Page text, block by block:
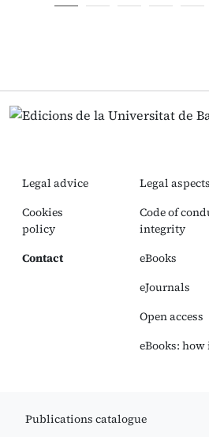
Legal advice
Cookies
policy
Contact
Legal aspects
Code of
integrity
eBooks
eJournals
Open access
eBooks:
Publications catalogue